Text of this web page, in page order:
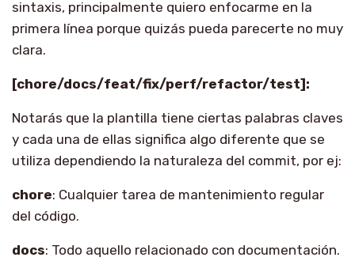
sintaxis, principalmente quiero enfocarme en la
primera línea porque quizás pueda parecerte no muy
clara.
[chore/docs/feat/fix/perf/refactor/test]:
Notarás que la plantilla tiene ciertas palabras claves
y cada una de ellas significa algo diferente que se
utiliza dependiendo la naturaleza del commit, por ej:
chore: Cualquier tarea de mantenimiento regular
del código.
docs: Todo aquello relacionado con documentación.